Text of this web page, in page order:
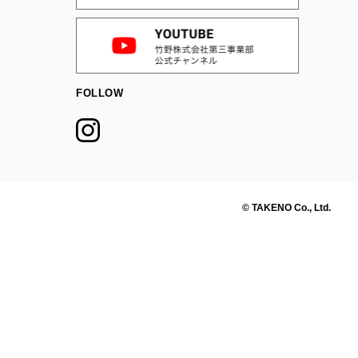
FOLLOW
© TAKENO Co., Ltd.